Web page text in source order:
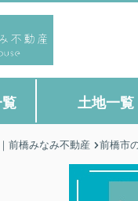
土地一覧
前橋みなみ不動産 前橋市